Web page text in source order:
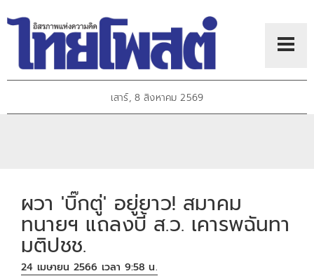
เสาร์, 8 สิงหาคม 2569
ผวา 'บิ๊กตู่' อยู่ยาว! สมาคม
ทนายฯ แถลงบี้ ส.ว. เคารพฉันทา
มติปชช.
24 เมษายน 2566 เวลา 9:58 น.